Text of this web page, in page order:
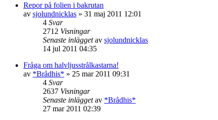
Repor på folien i bakrutan
av sjolundnicklas » 31 maj 2011 12:01
4 Svar
2712 Visningar
Senaste inläggetav sjolundnicklas
14 jul 2011 04:35
Fråga om halvljusstrålkastarna!
av *Brådhis* » 25 mar 2011 09:31
4 Svar
2637 Visningar
Senaste inläggetav *Brådhis*
27 mar 2011 02:39